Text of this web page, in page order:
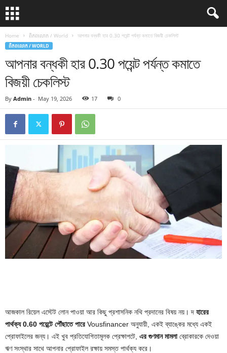
Home ពិភពលោក / World আপনার বন্ধকী হার 0.30 পয়েন্ট পর্যন্ত কমাতে বিজয়ী চেকলিস্ট
ពិភពលោក / WORLD
আপনার বন্ধকী হার 0.30 পয়েন্ট পর্যন্ত কমাতে
বিজয়ী চেকলিস্ট
By Admin - May 19, 2026 17 0
আজকাল রিয়েল এস্টেট লোন পাওয়া আর কিছু প্রশাসনিক নথি প্রদানের বিষয় নয়। দ হারের
পার্থক্য 0.60 পয়েন্টে পৌঁছাতে পারে Vousfinancer অনুযায়ী, একই ব্যাঙ্কের মধ্যে একই
প্রোফাইলের জন্য। এই খুব প্রতিযোগিতামূলক প্রেক্ষাপটে, এর গুণমানমামলাব্রোকারকে দেওয়া
ঋণ সংস্থার সাথে আপনার প্রোফাইল রক্ষায় সমস্ত পার্থক্য করে।